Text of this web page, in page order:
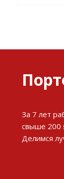
За 7 лет
свыше 200
Делимся